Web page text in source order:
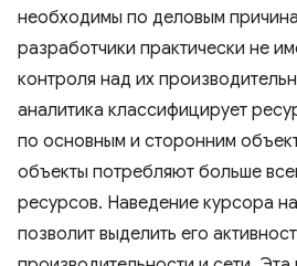
необходимы по деловым
разработчики практически не
контроля над их
аналитика классифицирует
по основным и сторонним
объекты потребляют больше
ресурсов. Наведение курсора
позволит выделить его